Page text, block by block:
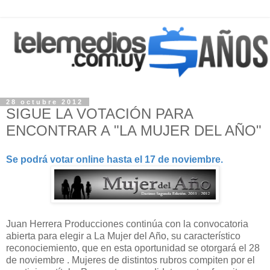
28 octubre 2012
SIGUE LA VOTACIÓN PARA
ENCONTRAR A "LA MUJER DEL AÑO"
Se podrá votar online hasta el 17 de noviembre.
Juan Herrera Producciones continúa con la convocatoria
abierta para elegir a La Mujer del Año, su característico
reconociemiento, que en esta oportunidad se otorgará el 28
de noviembre . Mujeres de distintos rubros compiten por el